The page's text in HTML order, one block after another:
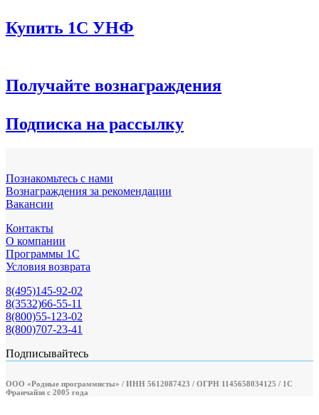
Купить 1С УНФ
Получайте вознаграждения
Подписка на рассылку
Познакомьтесь с нами
Вознаграждения за рекомендации
Вакансии
Контакты
О компании
Программы 1С
Условия возврата
8(495)145-92-02
8(3532)66-55-11
8(800)55-123-02
8(800)707-23-41
Подписывайтесь
ООО «Родные программисты» / ИНН 5612087423 / ОГРН 1145658034125 / 1С
Франчайзи с 2005 года